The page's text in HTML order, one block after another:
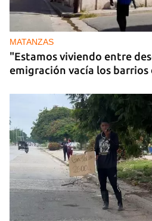
MATANZAS
"Estamos viviendo entre
emigración vacía los barrios